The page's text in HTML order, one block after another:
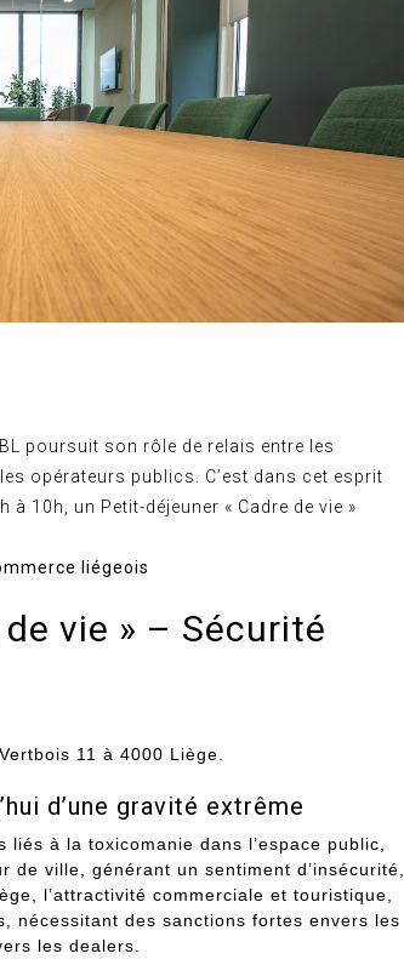
poursuit son rôle de relais entre les
opérateurs publics. C’est dans cet esprit
à 10h, un Petit-déjeuner « Cadre de vie »
liégeois
vie » – Sécurité
11 à 4000 Liège.
d’une gravité extrême
liés à la toxicomanie dans l’espace public,
de ville, générant un sentiment d’insécurité,
l’attractivité commerciale et touristique,
nécessitant des sanctions fortes envers les
les dealers.